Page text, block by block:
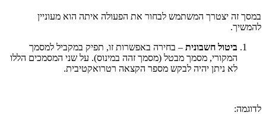
במסך זה יצטרך המשתמש לבחור את הפעולה איתה הוא מעוניין
להמשיך.
ביטול חשבונית – בחירה באפשרות זו, תפיק במקביל למסמך
המקורי, מסמך מבטל (מסמך זהה במינוס). על שני המסמכים הללו
לא ניתן יהיה לבקש מספר הקצאה רטרואקטיבית.
לדוגמה: